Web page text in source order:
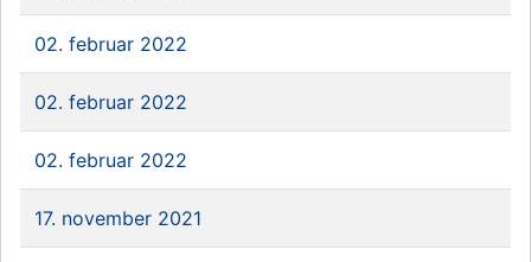
02. februar 2022
02. februar 2022
02. februar 2022
17. november 2021